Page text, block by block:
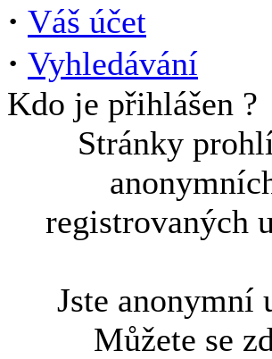
· Váš účet
· Vyhledávání
Kdo je přihlášen ?
Stránky
registrovaných
Jste anonymní
Můžete se